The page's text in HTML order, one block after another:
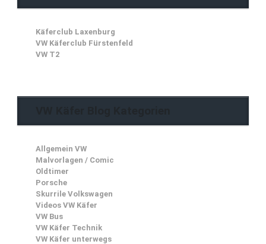
Käferclub Laxenburg
VW Käferclub Fürstenfeld
VW T2
Allgemein VW
Malvorlagen / Comic
Oldtimer
Porsche
Skurrile Volkswagen
Videos VW Käfer
VW Bus
VW Käfer Technik
VW Käfer unterwegs